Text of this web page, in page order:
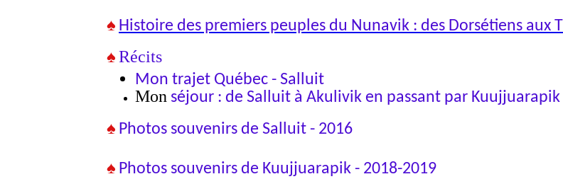
♠ Histoire des premiers peuples du Nunavik : des Dorsétiens aux
♠Récits
Mon trajet Québec - Salluit
Mon séjour : de Salluit à Akulivik en passant par Kuujjuarapik
♠ Photos souvenirs de Salluit - 2016
♠ Photos souvenirs de Kuujjuarapik - 2018-2019